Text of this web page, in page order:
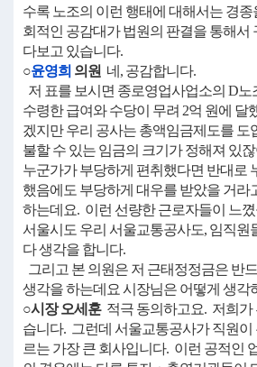
수록 노조의 이런 행태에 대해서는 경
회적인 공감대가 법원의 판결을 통해서
다보고 있습니다.
○윤영희 의원 네, 공감합니다.
저 표를 보시면 종로영업사업소의 D노
수령한 급여와 수당이 무려 2억 원에 달
겠지만 우리 공사는 총액임금제도를 도
불할 수 있는 임금의 크기가 정해져 있
누군가가 부당하게 편취했다면 반대로
했음에도 부당하게 대우를 받았을 거라
하는데요. 이런 선량한 근로자들이 느
서울시도 우리 서울교통공사도, 임직원
다 생각을 합니다.
그리고 본 의원은 저 근태정정금은 반
생각을 하는데요 시장님은 어떻게 생각
○시장 오세훈적극 동의하고요. 저희가
습니다. 그런데 서울교통공사가 직원이
르는 가장 큰 회사입니다. 이런 공적인